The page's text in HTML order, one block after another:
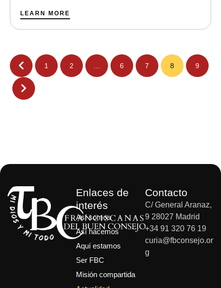
sencillez y compromiso con los demás. La mañana
LEARN MORE
1 2 6 7 8 9
Enlaces de
interés
Así somos
Así hacemos
Aquí estamos
Ser FBC
Misión compartida
Contacto
C/ General Aranaz,
9 28027 Madrid
+34 91 320 76 19
curia@fbconsejo.or
g